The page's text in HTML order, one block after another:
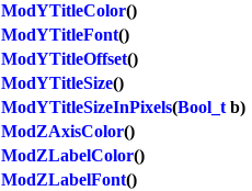
ModYTitleColor()
ModYTitleFont()
ModYTitleOffset()
ModYTitleSize()
ModYTitleSizeInPixels(Bool_tb)
ModZAxisColor()
ModZLabelColor()
ModZLabelFont()